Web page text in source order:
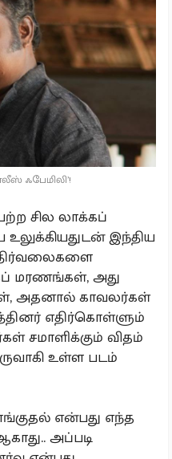
ஃபேமிலி’!
சில லாக்கப்
இந்திய
மரணங்கள், அது
அதனால் காவலர்கள்
எதிர்கொள்ளும்
சமாளிக்கும் விதம்
உள்ள படம்
என்பது எந்த
அப்படி